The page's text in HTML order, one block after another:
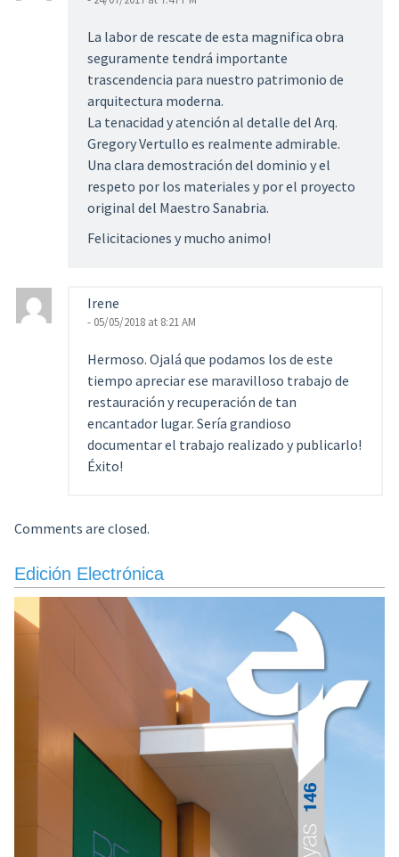
La labor de rescate de esta magnifica obra
seguramente tendrá importante
trascendencia para nuestro patrimonio de
arquitectura moderna.
La tenacidad y atención al detalle del Arq.
‬Gregory Vertullo es realmente admirable.
Una clara demostración del dominio y el
respeto por los materiales y por el proyecto
original del Maestro Sanabria.
Felicitaciones y mucho animo!
Irene
- 05/05/2018 at 8:21 AM
Hermoso. Ojalá que podamos los de este
tiempo apreciar ese maravilloso trabajo de
restauración y recuperación de tan
encantador lugar. Sería grandioso
documentar el trabajo realizado y publicarlo!
Éxito!
Comments are closed.
Edición Electrónica